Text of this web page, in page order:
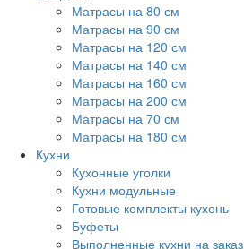
Матрасы на 80 см
Матрасы на 90 см
Матрасы на 120 см
Матрасы на 140 см
Матрасы на 160 см
Матрасы на 200 см
Матрасы на 70 см
Матрасы на 180 см
Кухни
Кухонные уголки
Кухни модульные
Готовые комплекты кухонь
Буфеты
Выполненные кухни на заказ